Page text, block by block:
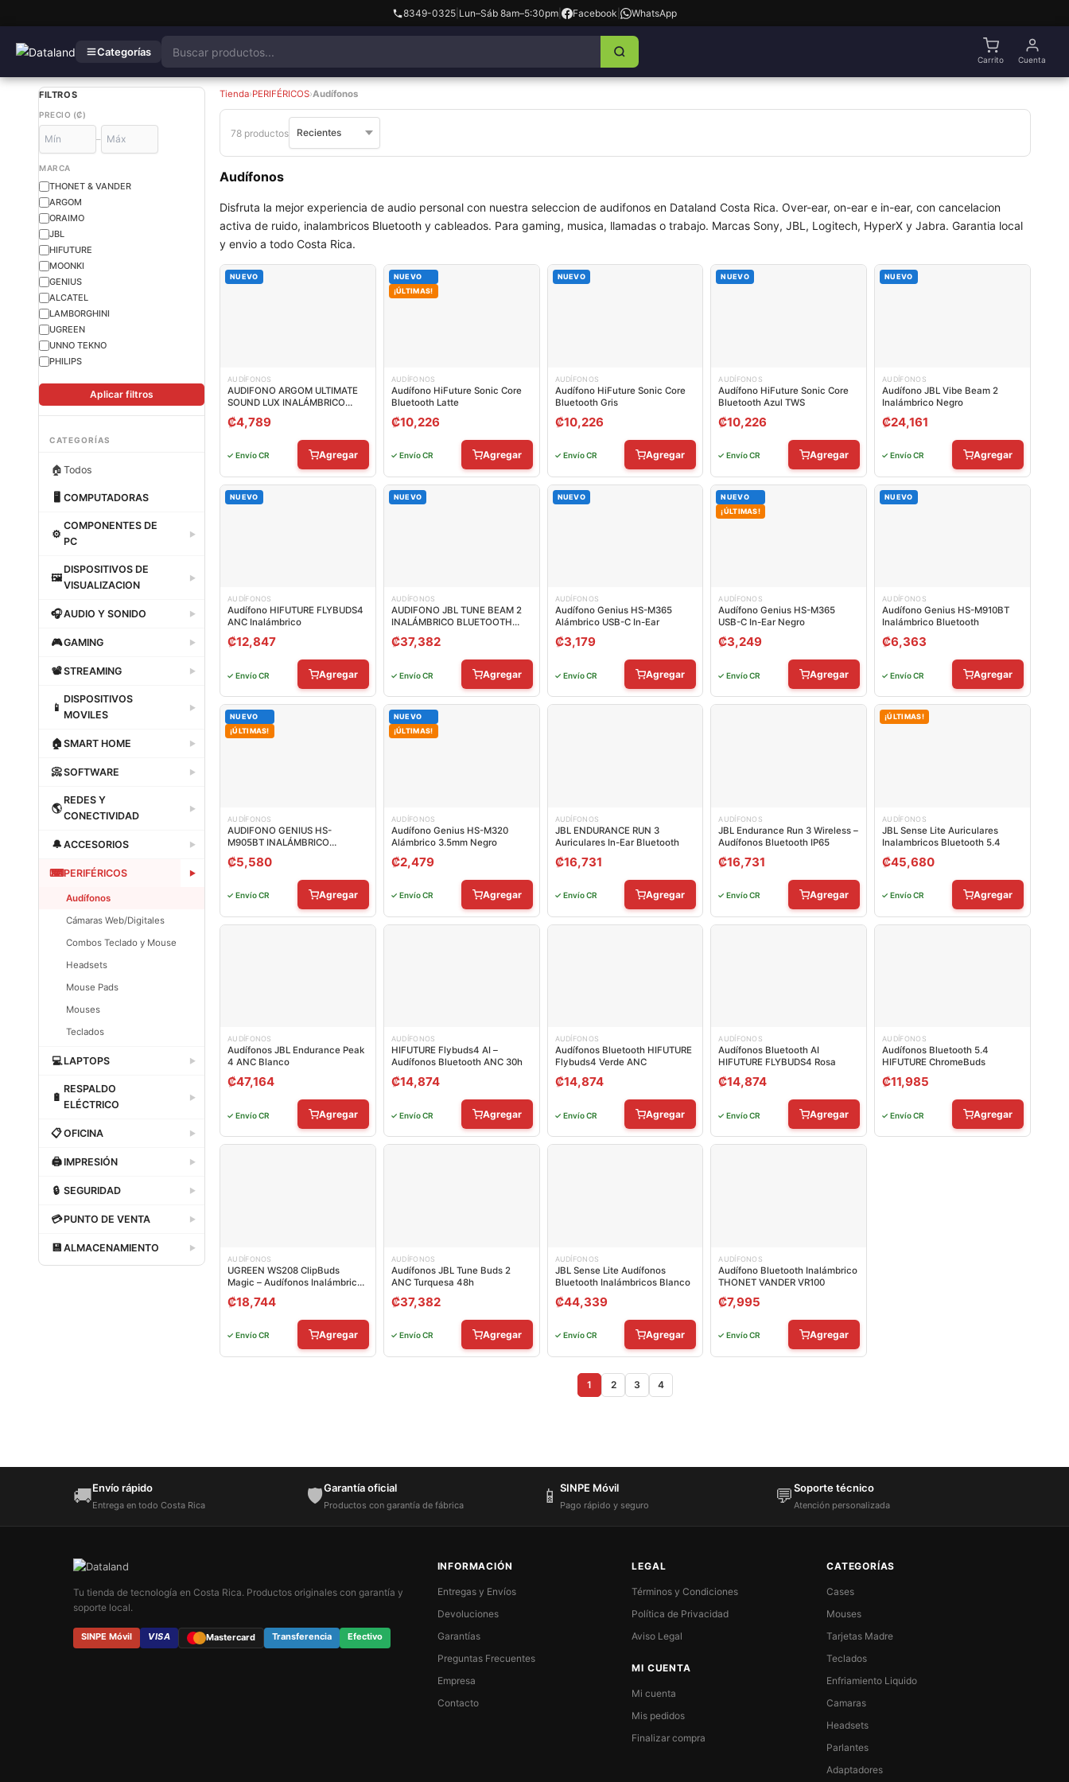
8349-0325 Lun–Sáb 8am–5:30pm Facebook WhatsApp
Categorías
Carrito Cuenta
FILTROS
PRECIO (₡)
–
MARCA
THONET & VANDER
ARGOM
ORAIMO
JBL
HIFUTURE
MOONKI
GENIUS
ALCATEL
LAMBORGHINI
UGREEN
UNNO TEKNO
PHILIPS
Aplicar filtros
CATEGORÍAS
🏠 Todos
🖥 COMPUTADORAS
Dataland
⚙
COMPONENTES DE
PC
▶
Dataland
🖼
DISPOSITIVOS DE
VISUALIZACION
▶
Dataland
🎧AUDIO Y SONIDO ▶
Dataland
🎮GAMING ▶
Dataland
📽STREAMING ▶
Dataland
📱
DISPOSITIVOS
MOVILES
▶
Dataland
🏠 SMART HOME ▶
Dataland
📀SOFTWARE ▶
Dataland
🌎
REDES Y
CONECTIVIDAD
▶
Dataland
🔔 ACCESORIOS ▶
Dataland
⌨PERIFÉRICOS ▶
Audífonos
Cámaras Web/Digitales
Combos Teclado y Mouse
Headsets
Mouse Pads
Mouses
Teclados
Dataland
💻LAPTOPS ▶
Dataland
🔋
RESPALDO
ELÉCTRICO
▶
Dataland
📋OFICINA ▶
Dataland
🖨IMPRESIÓN ▶
Dataland
🔒 SEGURIDAD ▶
Dataland
💳PUNTO DE VENTA ▶
Dataland
💾 ALMACENAMIENTO ▶
Tienda›PERIFÉRICOS›Audífonos
78 productos
Audífonos
Disfruta la mejor experiencia de audio personal con nuestra seleccion de audifonos en Dataland Costa Rica. Over-ear, on-ear e in-ear, con cancelacion
activa de ruido, inalambricos Bluetooth y cableados. Para gaming, musica, llamadas o trabajo. Marcas Sony, JBL, Logitech, HyperX y Jabra. Garantia local
y envio a todo Costa Rica.
NUEVO
AUDÍFONOS
AUDIFONO ARGOM ULTIMATE
SOUND LUX INALÁMBRICO
BLUETOOTH ARG-HS-2133SL
₡4,789
✓ Envío CR Agregar
NUEVO
¡ÚLTIMAS!
AUDÍFONOS
Audífono HiFuture Sonic Core
Bluetooth Latte
₡10,226
✓ Envío CR Agregar
NUEVO
AUDÍFONOS
Audífono HiFuture Sonic Core
Bluetooth Gris
₡10,226
✓ Envío CR Agregar
NUEVO
AUDÍFONOS
Audífono HiFuture Sonic Core
Bluetooth Azul TWS
₡10,226
✓ Envío CR Agregar
NUEVO
AUDÍFONOS
Audífono JBL Vibe Beam 2
Inalámbrico Negro
₡24,161
✓ Envío CR Agregar
NUEVO
AUDÍFONOS
Audífono HIFUTURE FLYBUDS4
ANC Inalámbrico
₡12,847
✓ Envío CR Agregar
NUEVO
AUDÍFONOS
AUDIFONO JBL TUNE BEAM 2
INALÁMBRICO BLUETOOTH
JBLTBEAM2WHTAM
₡37,382
✓ Envío CR Agregar
NUEVO
AUDÍFONOS
Audífono Genius HS-M365
Alámbrico USB-C In-Ear
₡3,179
✓ Envío CR Agregar
NUEVO
¡ÚLTIMAS!
AUDÍFONOS
Audífono Genius HS-M365
USB-C In-Ear Negro
₡3,249
✓ Envío CR Agregar
NUEVO
AUDÍFONOS
Audífono Genius HS-M910BT
Inalámbrico Bluetooth
₡6,363
✓ Envío CR Agregar
NUEVO
¡ÚLTIMAS!
AUDÍFONOS
AUDIFONO GENIUS HS-
M905BT INALÁMBRICO
BLUETOOTH 31710025402
₡5,580
✓ Envío CR Agregar
NUEVO
¡ÚLTIMAS!
AUDÍFONOS
Audífono Genius HS-M320
Alámbrico 3.5mm Negro
₡2,479
✓ Envío CR Agregar
AUDÍFONOS
JBL ENDURANCE RUN 3
Auriculares In-Ear Bluetooth
₡16,731
✓ Envío CR Agregar
AUDÍFONOS
JBL Endurance Run 3 Wireless –
Audífonos Bluetooth IP65
₡16,731
✓ Envío CR Agregar
¡ÚLTIMAS!
AUDÍFONOS
JBL Sense Lite Auriculares
Inalambricos Bluetooth 5.4
₡45,680
✓ Envío CR Agregar
AUDÍFONOS
Audífonos JBL Endurance Peak
4 ANC Blanco
₡47,164
✓ Envío CR Agregar
AUDÍFONOS
HIFUTURE Flybuds4 AI –
Audífonos Bluetooth ANC 30h
₡14,874
✓ Envío CR Agregar
AUDÍFONOS
Audífonos Bluetooth HIFUTURE
Flybuds4 Verde ANC
₡14,874
✓ Envío CR Agregar
AUDÍFONOS
Audífonos Bluetooth AI
HIFUTURE FLYBUDS4 Rosa
₡14,874
✓ Envío CR Agregar
AUDÍFONOS
Audífonos Bluetooth 5.4
HIFUTURE ChromeBuds
₡11,985
✓ Envío CR Agregar
AUDÍFONOS
UGREEN WS208 ClipBuds
Magic – Audífonos Inalámbricos
Bluetooth
₡18,744
✓ Envío CR Agregar
AUDÍFONOS
Audífonos JBL Tune Buds 2
ANC Turquesa 48h
₡37,382
✓ Envío CR Agregar
AUDÍFONOS
JBL Sense Lite Audífonos
Bluetooth Inalámbricos Blanco
₡44,339
✓ Envío CR Agregar
AUDÍFONOS
Audífono Bluetooth Inalámbrico
THONET VANDER VR100
₡7,995
✓ Envío CR Agregar
1 2 3 4
🚚Envío rápido
Entrega en todo Costa Rica 🛡️Garantía oficial
Productos con garantía de fábrica 📱 SINPE Móvil
Pago rápido y seguro 💬Soporte técnico
Atención personalizada
Tu tienda de tecnología en Costa Rica. Productos originales con garantía y
soporte local.
SINPE Móvil VISA Mastercard Transferencia Efectivo
INFORMACIÓN
Entregas y Envíos
Devoluciones
Garantías
Preguntas Frecuentes
Empresa
Contacto
LEGAL
Términos y Condiciones
Política de Privacidad
Aviso Legal
MI CUENTA
Mi cuenta
Mis pedidos
Finalizar compra
CATEGORÍAS
Cases
Mouses
Tarjetas Madre
Teclados
Enfriamiento Liquido
Camaras
Headsets
Parlantes
Adaptadores